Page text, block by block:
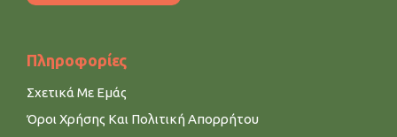
Πληροφορίες
Σχετικά Με Εμάς
Όροι Χρήσης Και Πολιτική Απορρήτου